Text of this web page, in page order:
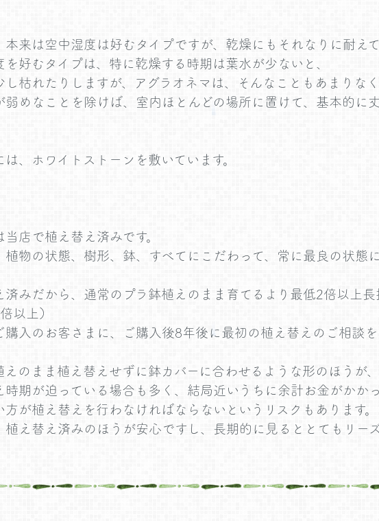
本来は空中湿度は好むタイプですが、乾燥にもそれなりに耐えて
を好むタイプは、特に乾燥する時期は葉水が少ないと、
し枯れたりしますが、アグラオネマは、そんなこともあまりなく
弱めなことを除けば、室内ほとんどの場所に置けて、基本的に
は、ホワイトストーンを敷いています。
当店で植え替え済みです。
植物の状態、樹形、鉢、すべてにこだわって、常に最良の状態
済みだから、通常のプラ鉢植えのまま育てるより最低2倍以上長
以上）
購入のお客さまに、ご購入後8年後に最初の植え替えのご相談を
えのまま植え替えせずに鉢カバーに合わせるような形のほうが
時期が迫っている場合も多く、結局近いうちに余計お金がかか
方が植え替えを行わなければならないというリスクもあります。
植え替え済みのほうが安心ですし、長期的に見るととてもリーズ